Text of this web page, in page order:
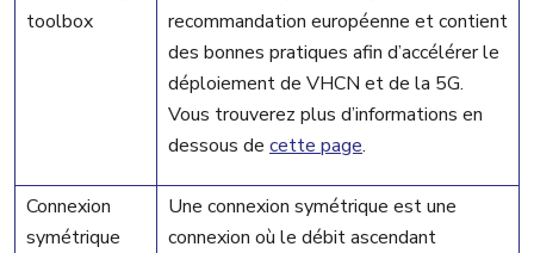
toolbox
recommandation européenne et contient
des bonnes pratiques afin d’accélérer le
déploiement de VHCN et de la 5G.
Vous trouverez plus d’informations en
dessous de cette page.
Connexion
symétrique
Une connexion symétrique est une
connexion où le débit ascendant